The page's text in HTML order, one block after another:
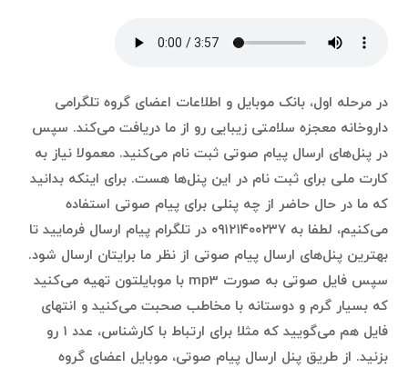
در مرحله اول، بانک موبایل و اطلاعات اعضای گروه تلگرامی
داروخانه معجزه سلامتی زیبایی رو از ما دریافت می‌کند. سپس
در پنل‌های ارسال پیام صوتی ثبت نام می‌کنید. معمولا نیاز به
کارت ملی برای ثبت نام در این پنل‌ها هست. برای اینکه بدانید
که ما در حال حاضر از چه پنلی برای پیام صوتی استفاده
می‌کنیم، لطفا به ۰۹۱۲۱۴۰۰۲۳۷ در تلگرام پیام ارسال فرمایید تا
بهترین پنل‌های ارسال پیام صوتی از نظر ما برایتان ارسال شود.
سپس فایل صوتی به صورت mp3 با موبایلتون تهیه می‌کنید
که بسیار گرم و دوستانه با مخاطب صحبت می‌کنید و انتهای
فایل هم می‌گویید که مثلا برای ارتباط با کارشناس، عدد ۱ رو
بزنید. از طریق پنل ارسال پیام صوتی، موبایل اعضای گروه